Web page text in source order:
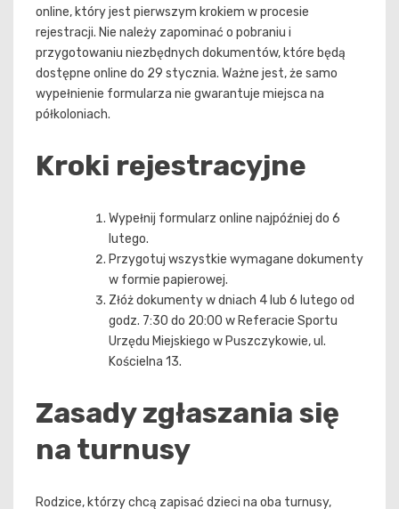
online, który jest pierwszym krokiem w procesie
rejestracji. Nie należy zapominać o pobraniu i
przygotowaniu niezbędnych dokumentów, które będą
dostępne online do 29 stycznia. Ważne jest, że samo
wypełnienie formularza nie gwarantuje miejsca na
półkoloniach.
Kroki rejestracyjne
Wypełnij formularz online najpóźniej do 6
lutego.
Przygotuj wszystkie wymagane dokumenty
w formie papierowej.
Złóż dokumenty w dniach 4 lub 6 lutego od
godz. 7:30 do 20:00 w Referacie Sportu
Urzędu Miejskiego w Puszczykowie, ul.
Kościelna 13.
Zasady zgłaszania się
na turnusy
Rodzice, którzy chcą zapisać dzieci na oba turnusy,